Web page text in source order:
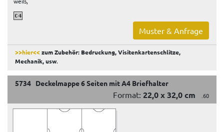
Muster & Anfrage
>>hier<<zum Zubehör: Bedruckung, Visitenkartenschlitze,
Mechanik, usw.
5734 Deckelmappe 6 Seiten mit A4 Briefhalter
Format: 22,0 x 32,0 cm .60